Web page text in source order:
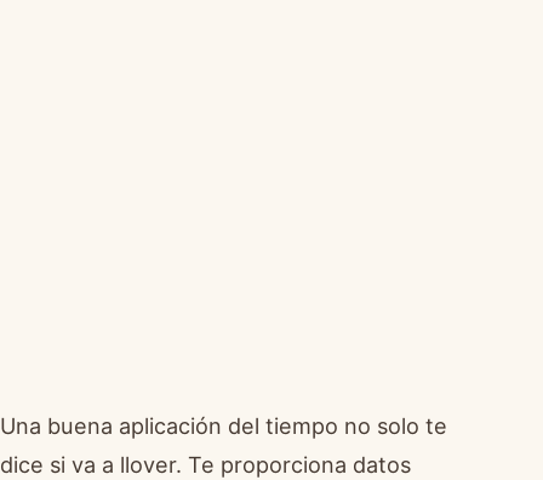
Una buena aplicación del tiempo no solo te
dice si va a llover. Te proporciona datos